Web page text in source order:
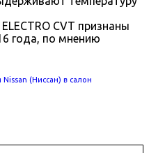
CVT признаны
года, по мнению
Nissan (Ниссан) в салон